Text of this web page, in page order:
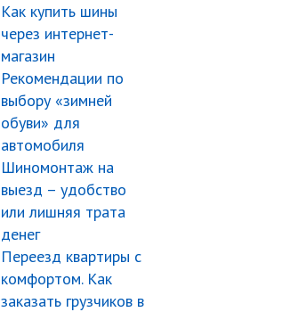
Как купить шины
через интернет-
магазин
Рекомендации по
выбору «зимней
обуви» для
автомобиля
Шиномонтаж на
выезд – удобство
или лишняя трата
денег
Переезд квартиры с
комфортом. Как
заказать грузчиков в